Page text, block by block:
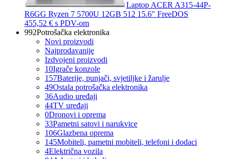
Laptop ACER A315-44P-
R6GG Ryzen 7 5700U 12GB 512 15.6" FreeDOS
455,52 € s PDV-om
992Potrošačka elektronika
Novi proizvodi
Najprodavanije
Izdvojeni proizvodi
10Igrače konzole
157Baterije, punjači, svjetiljke i žarulje
49Ostala potrošačka elektronika
36Audio uređaji
44TV uređaji
0Dronovi i oprema
33Pametni satovi i narukvice
106Glazbena oprema
145Mobiteli, pametni mobiteli, telefoni i dodaci
4Električna vozila